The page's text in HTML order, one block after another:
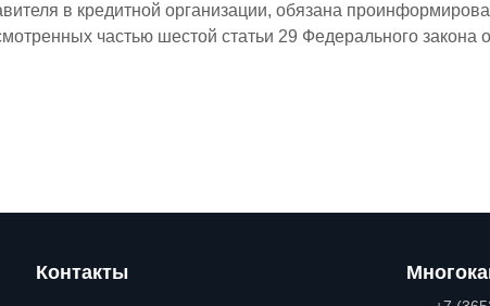
в кредитной организации, обязана
частью шестой статьи 29 Федерального закона
Контакты